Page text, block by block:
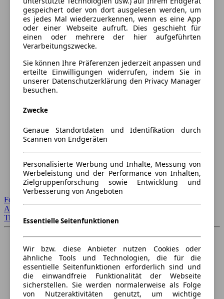
Forum Startseite
Alle Auto-Foren
Themen-Forum
gespeichert oder von dort ausgelesen werden, um
es jedes Mal wiederzuerkennen, wenn es eine App
oder einer Webseite aufruft. Dies geschieht für
einen oder mehrere der hier aufgeführten
Verarbeitungszwecke.
Sie können Ihre Präferenzen jederzeit anpassen und
erteilte Einwilligungen widerrufen, indem Sie in
unserer Datenschutzerklärung den Privacy Manager
besuchen.
Zwecke
Genaue Standortdaten und Identifikation durch
Scannen von Endgeräten
Personalisierte Werbung und Inhalte, Messung von
Werbeleistung und der Performance von Inhalten,
Zielgruppenforschung sowie Entwicklung und
Verbesserung von Angeboten
Essentielle Seitenfunktionen
Wir bzw. diese Anbieter nutzen Cookies oder
ähnliche Tools und Technologien, die für die
essentielle Seitenfunktionen erforderlich sind und
die einwandfreie Funktionalität der Webseite
sicherstellen. Sie werden normalerweise als Folge
von Nutzeraktivitäten genutzt, um wichtige